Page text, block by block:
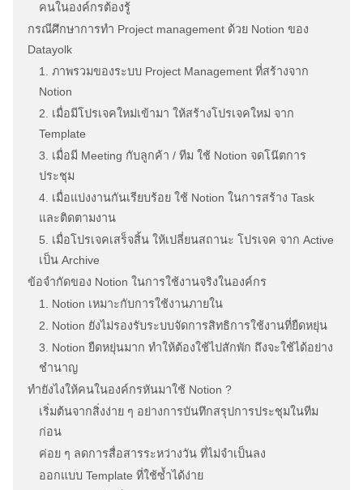
คนในองค์กรต้องรู้
กรณีศึกษาการทำ Project management ด้วย Notion ของ
Datayolk
1. ภาพรวมของระบบ Project Management ที่สร้างจาก
Notion
2. เมื่อมีโปรเจคใหม่เข้ามา ให้สร้างโปรเจคใหม่ จาก
Template
3. เมื่อมี Meeting กับลูกค้า / ทีม ใช้ Notion จดโน๊ตการ
ประชุม
4. เมื่อแบ่งงานกันเรียบร้อย ใช้ Notion ในการสร้าง Task
และติดตามงาน
5. เมื่อโปรเจคเสร็จสิ้น ให้เปลี่ยนสถานะ โปรเจค จาก Active
เป็น Archive
ข้อจำกัดของ Notion ในการใช้งานจริงในองค์กร
1. Notion เหมาะกับการใช้งานภายใน
2. Notion ยังไม่รองรับระบบจัดการสิทธิการใช้งานที่ยืดหยุ่น
3. Notion ยืดหยุ่นมาก ทำให้ต้องใช้ไปสักพัก ถึงจะใช้ได้อย่าง
ชำนาญ
ทำยังไงให้คนในองค์กรหันมาใช้ Notion ?
เริ่มต้นจากสิ่งง่าย ๆ อย่างการบันทึกสรุปการประชุมในทีม
ก่อน
ค่อย ๆ ลดการสื่อสารระหว่างวัน ที่ไม่จำเป็นลง
ออกแบบ Template ที่ใช้ซ้ำได้ง่าย